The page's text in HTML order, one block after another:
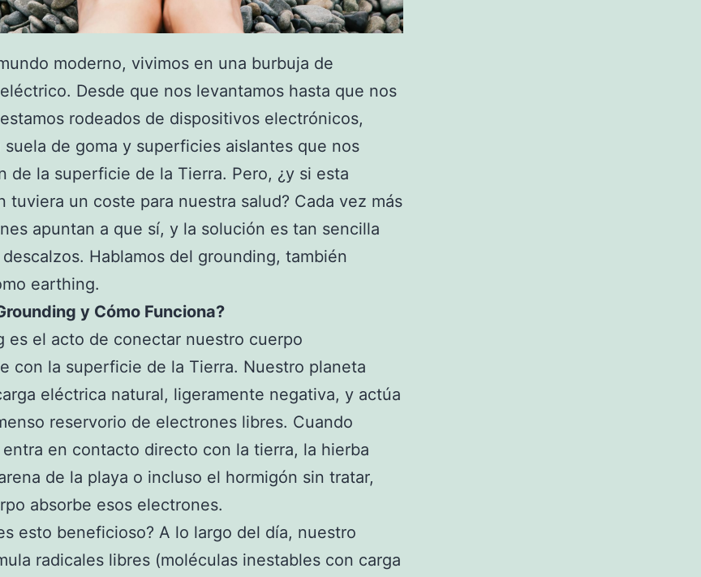
moderno, vivimos en una burbuja de
Desde que nos levantamos hasta que nos
rodeados de dispositivos electrónicos,
suela de goma y superficies aislantes que nos
de la superficie de la Tierra. Pero, ¿y si esta
tuviera un coste para nuestra salud? Cada vez más
apuntan a que sí, y la solución es tan sencilla
Hablamos del grounding, también
earthing.
y Cómo Funciona?
es el acto de conectar nuestro cuerpo
con la superficie de la Tierra. Nuestro planeta
eléctrica natural, ligeramente negativa, y actúa
reservorio de electrones libres. Cuando
en contacto directo con la tierra, la hierba
de la playa o incluso el hormigón sin tratar,
absorbe esos electrones.
esto beneficioso? A lo largo del día, nuestro
radicales libres (moléculas inestables con carga